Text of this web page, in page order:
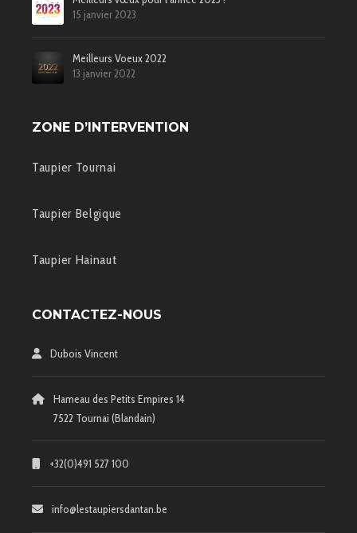
15 janvier 2023
Meilleurs Voeux 2022
13 janvier 2022
ZONE D’INTERVENTION
Taupier Tournai
Taupier Belgique
Taupier Hainaut
CONTACTEZ-NOUS
Dubois Vincent
Hameau des Petits Empires 14
7522 Tournai (Blandain)
+32(0)491 527 100
info@lestaupiersdantan.be